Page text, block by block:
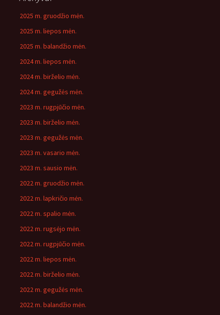
2025 m. gruodžio mėn.
2025 m. liepos mėn.
2025 m. balandžio mėn.
2024 m. liepos mėn.
2024 m. birželio mėn.
2024 m. gegužės mėn.
2023 m. rugpjūčio mėn.
2023 m. birželio mėn.
2023 m. gegužės mėn.
2023 m. vasario mėn.
2023 m. sausio mėn.
2022 m. gruodžio mėn.
2022 m. lapkričio mėn.
2022 m. spalio mėn.
2022 m. rugsėjo mėn.
2022 m. rugpjūčio mėn.
2022 m. liepos mėn.
2022 m. birželio mėn.
2022 m. gegužės mėn.
2022 m. balandžio mėn.